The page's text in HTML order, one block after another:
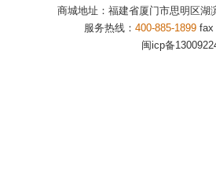
商城地址：福建省厦门市思明区湖
服务热线： 400-885-1899fax
闽icp备